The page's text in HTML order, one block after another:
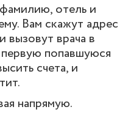
отель и
Вам скажут адрес
вызовут врача в
попавшуюся
счета, и
напрямую.